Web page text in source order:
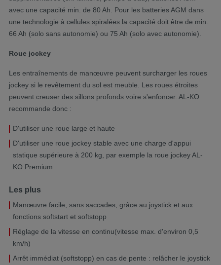
avec une capacité min. de 80 Ah. Pour les batteries AGM dans
une technologie à cellules spiralées la capacité doit être de min.
66 Ah (solo sans autonomie) ou 75 Ah (solo avec autonomie).
Roue jockey
Les entraînements de manœuvre peuvent surcharger les roues
jockey si le revêtement du sol est meuble. Les roues étroites
peuvent creuser des sillons profonds voire s'enfoncer. AL-KO
recommande donc :
D'utiliser une roue large et haute
D'utiliser une roue jockey stable avec une charge d'appui
statique supérieure à 200 kg, par exemple la roue jockey AL-
KO Premium
Les plus
Manœuvre facile, sans saccades, grâce au joystick et aux
fonctions softstart et softstopp
Réglage de la vitesse en continu(vitesse max. d'environ 0,5
km/h)
Arrêt immédiat (softstopp) en cas de pente : relâcher le joystick